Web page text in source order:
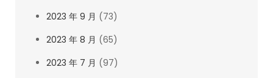
2023 年 9 月 (73)
2023 年 8 月 (65)
2023 年 7 月 (97)